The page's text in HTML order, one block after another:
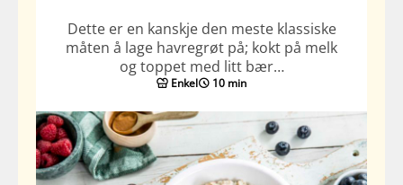
Dette er en kanskje den meste klassiske
måten å lage havregrøt på; kokt på melk
og toppet med litt bær…
Enkel 10 min